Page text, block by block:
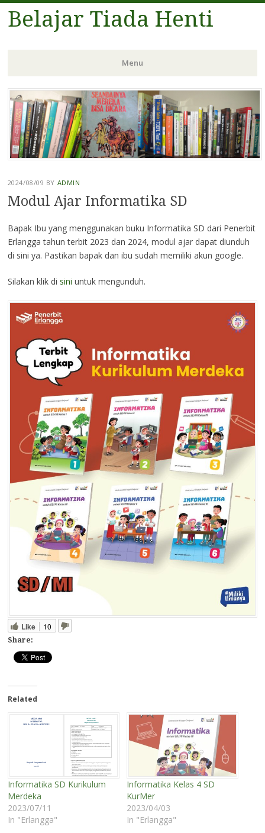
Belajar Tiada Henti
Menu
Skip
to
content
2024/08/09 BY ADMIN
Modul Ajar Informatika SD
Bapak Ibu yang menggunakan buku Informatika SD dari Penerbit
Erlangga tahun terbit 2023 dan 2024, modul ajar dapat diunduh
di sini ya. Pastikan bapak dan ibu sudah memiliki akun google.
Silakan klik di sini untuk mengunduh.
Like 10
Share:
Related
Informatika SD Kurikulum
Merdeka
2023/07/11
In "Erlangga"
Informatika Kelas 4 SD
KurMer
2023/04/03
In "Erlangga"